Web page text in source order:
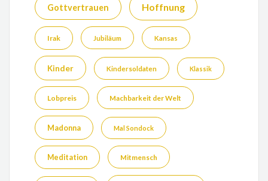
Gottvertrauen Hoffnung
Irak Jubiläum Kansas
Kinder Kindersoldaten Klassik
Lobpreis Machbarkeit der Welt
Madonna Mal Sondock
Meditation Mitmensch